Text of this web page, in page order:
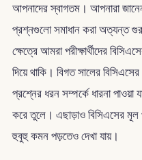
আপনাদের স্বাগতম। আপনারা জানেন
প্রশ্নগুলো সমাধান করা অত্যন্ত
ক্ষেত্রে আমরা পরীক্ষার্থীদের
দিয়ে থাকি। বিগত সালের
প্রশ্নের ধরন সম্পর্কে ধারনা
করে তুলে। এছাড়াও বিসিএসের মূল
হুবুহু কমন পড়তেও দেখা যায়।